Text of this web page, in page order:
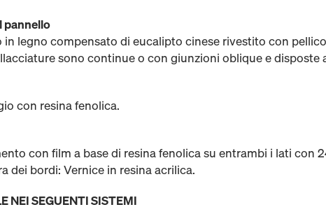
pannello
in legno compensato di eucalipto cinese rivestito con
sono continue o con giunzioni oblique e disposte
con resina fenolica.
con film a base di resina fenolica su entrambi i lati con
dei bordi: Vernice in resina acrilica.
NEI SEGUENTI SISTEMI